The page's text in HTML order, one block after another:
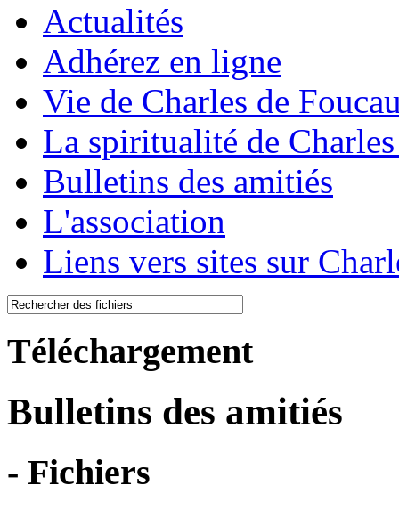
Actualités
Adhérez en ligne
Vie de Charles de
La spiritualité de
Bulletins des amitiés
L'association
Liens vers sites sur
Téléchargement
Bulletins des amitiés
- Fichiers